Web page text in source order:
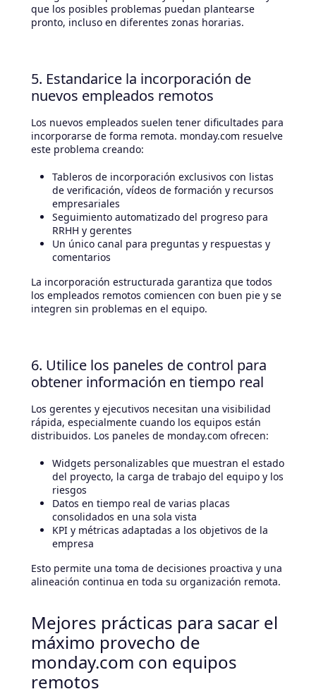
que los posibles problemas puedan plantearse
pronto, incluso en diferentes zonas horarias.
5. Estandarice la incorporación de
nuevos empleados remotos
Los nuevos empleados suelen tener dificultades para
incorporarse de forma remota. monday.com resuelve
este problema creando:
Tableros de incorporación exclusivos con listas
de verificación, vídeos de formación y recursos
empresariales
Seguimiento automatizado del progreso para
RRHH y gerentes
Un único canal para preguntas y respuestas y
comentarios
La incorporación estructurada garantiza que todos
los empleados remotos comiencen con buen pie y se
integren sin problemas en el equipo.
6. Utilice los paneles de control para
obtener información en tiempo real
Los gerentes y ejecutivos necesitan una visibilidad
rápida, especialmente cuando los equipos están
distribuidos. Los paneles de monday.com ofrecen:
Widgets personalizables que muestran el estado
del proyecto, la carga de trabajo del equipo y los
riesgos
Datos en tiempo real de varias placas
consolidados en una sola vista
KPI y métricas adaptadas a los objetivos de la
empresa
Esto permite una toma de decisiones proactiva y una
alineación continua en toda su organización remota.
Mejores prácticas para sacar el
máximo provecho de
monday.com con equipos
remotos